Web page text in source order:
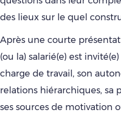
des lieux sur le quel
Après une courte
(ou la) salarié(e) est
charge de travail, son
relations hiérarchiques, sa
ses sources de motivation